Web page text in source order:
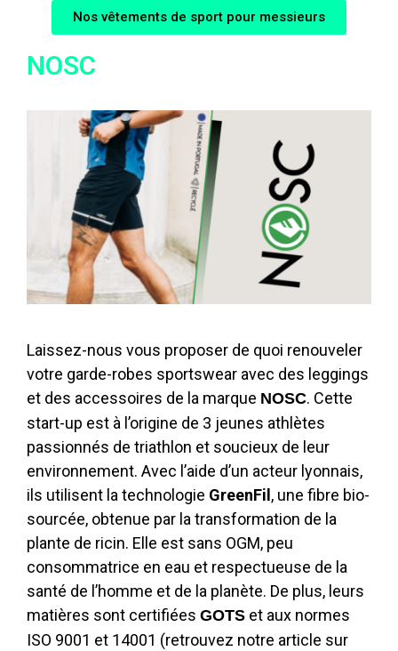
Nos vêtements de sport pour messieurs
NOSC
Laissez-nous vous proposer de quoi renouveler
votre garde-robes sportswear avec des leggings
et des accessoires de la marque NOSC. Cette
start-up est à l’origine de 3 jeunes athlètes
passionnés de triathlon et soucieux de leur
environnement. Avec l’aide d’un acteur lyonnais,
ils utilisent la technologie GreenFil , une fibre bio-
sourcée, obtenue par la transformation de la
plante de ricin. Elle est sans OGM, peu
consommatrice en eau et respectueuse de la
santé de l’homme et de la planète. De plus, leurs
matières sont certifiées GOTS et aux normes
ISO 9001 et 14001 (retrouvez notre article sur